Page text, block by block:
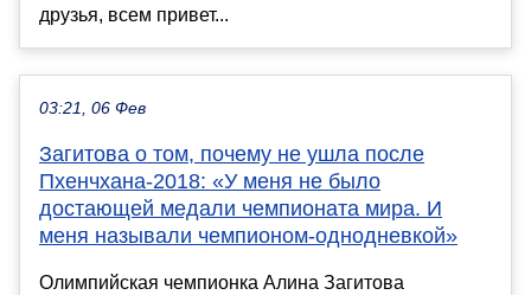
друзья, всем привет...
03:21, 06 Фев
Загитова о том, почему не ушла после
Пхенчхана-2018: «У меня не было
достающей медали чемпионата мира. И
меня называли чемпионом-однодневкой»
Олимпийская чемпионка Алина Загитова